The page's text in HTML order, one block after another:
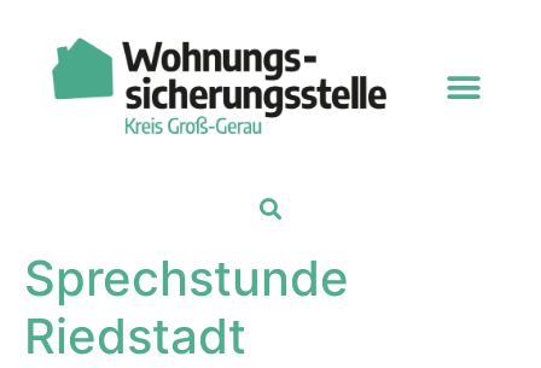
Sprechstunde
Riedstadt